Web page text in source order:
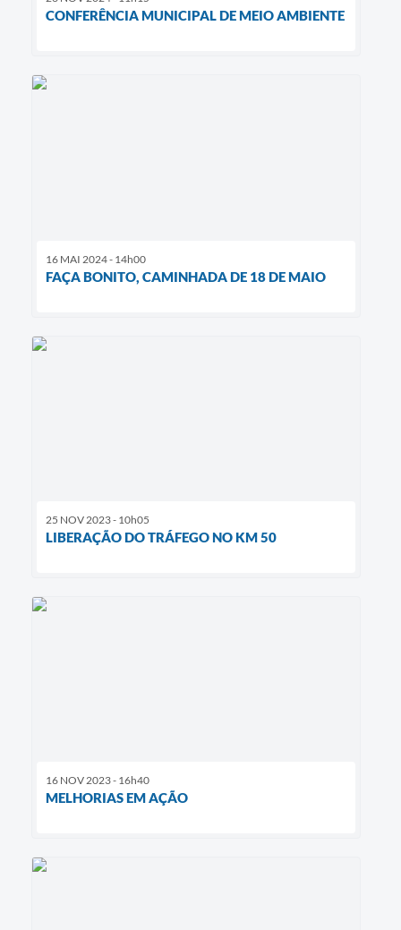
CONFERÊNCIA MUNICIPAL DE MEIO AMBIENTE
16 MAI 2024 - 14h00
FAÇA BONITO, CAMINHADA DE 18 DE MAIO
25 NOV 2023 - 10h05
LIBERAÇÃO DO TRÁFEGO NO KM 50
16 NOV 2023 - 16h40
MELHORIAS EM AÇÃO